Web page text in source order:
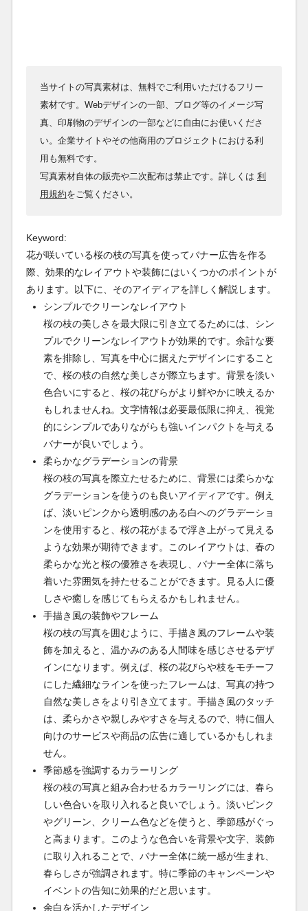
当サイトの写真素材は、無料でご利用いただけるフリー
素材です。Webデザインの一部、ブログ等のイメージ写
真、印刷物のデザインの一部などに自由にお使いくださ
い。企業サイトやその他商用のプロジェクトにおける利
用も無料です。
写真素材自体の販売や二次配布は禁止です。詳しくは 利
用規約をご覧ください。
Keyword:
花が咲いている桜の枝の写真を使ってバナー広告を作る
際、効果的なレイアウトや装飾にはいくつかのポイントが
あります。以下に、そのアイディアを詳しく解説します。
シンプルでクリーンなレイアウト
桜の枝の美しさを最大限に引き立てるためには、シン
プルでクリーンなレイアウトが効果的です。余計な要
素を排除し、写真を中心に据えたデザインにすること
で、桜の枝の自然な美しさが際立ちます。背景を淡い
色合いにすると、桜の花びらがより鮮やかに映えるか
もしれませんね。文字情報は必要最低限に抑え、視覚
的にシンプルでありながらも強いインパクトを与える
バナーが良いでしょう。
柔らかなグラデーションの背景
桜の枝の写真を際立たせるために、背景には柔らかな
グラデーションを使うのも良いアイディアです。例え
ば、淡いピンクから透明感のある白へのグラデーショ
ンを使用すると、桜の花がまるで浮き上がって見える
ような効果が期待できます。このレイアウトは、春の
柔らかな光と桜の優雅さを表現し、バナー全体に落ち
着いた雰囲気を持たせることができます。見る人に優
しさや癒しを感じてもらえるかもしれません。
手描き風の装飾やフレーム
桜の枝の写真を囲むように、手描き風のフレームや装
飾を加えると、温かみのある人間味を感じさせるデザ
インになります。例えば、桜の花びらや枝をモチーフ
にした繊細なラインを使ったフレームは、写真の持つ
自然な美しさをより引き立てます。手描き風のタッチ
は、柔らかさや親しみやすさを与えるので、特に個人
向けのサービスや商品の広告に適しているかもしれま
せん。
季節感を強調するカラーリング
桜の枝の写真と組み合わせるカラーリングには、春ら
しい色合いを取り入れると良いでしょう。淡いピンク
やグリーン、クリーム色などを使うと、季節感がぐっ
と高まります。このような色合いを背景や文字、装飾
に取り入れることで、バナー全体に統一感が生まれ、
春らしさが強調されます。特に季節のキャンペーンや
イベントの告知に効果的だと思います。
余白を活かしたデザイン